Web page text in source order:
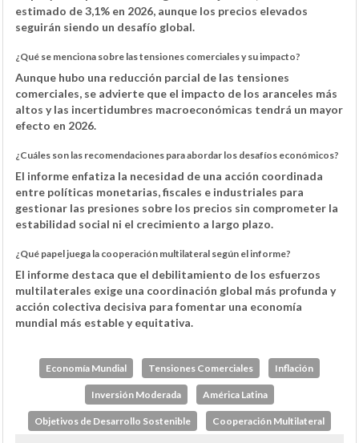
estimado de 3,1% en 2026, aunque los precios elevados
seguirán siendo un desafío global.
¿Qué se menciona sobre las tensiones comerciales y su impacto?
Aunque hubo una reducción parcial de las tensiones
comerciales, se advierte que el impacto de los aranceles más
altos y las incertidumbres macroeconómicas tendrá un mayor
efecto en 2026.
¿Cuáles son las recomendaciones para abordar los desafíos económicos?
El informe enfatiza la necesidad de una acción coordinada
entre políticas monetarias, fiscales e industriales para
gestionar las presiones sobre los precios sin comprometer la
estabilidad social ni el crecimiento a largo plazo.
¿Qué papel juega la cooperación multilateral según el informe?
El informe destaca que el debilitamiento de los esfuerzos
multilaterales exige una coordinación global más profunda y
acción colectiva decisiva para fomentar una economía
mundial más estable y equitativa.
Economía Mundial Tensiones Comerciales Inflación
Inversión Moderada América Latina
Objetivos de Desarrollo Sostenible Cooperación Multilateral